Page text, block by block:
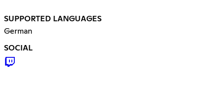
SUPPORTED LANGUAGES
German
SOCIAL